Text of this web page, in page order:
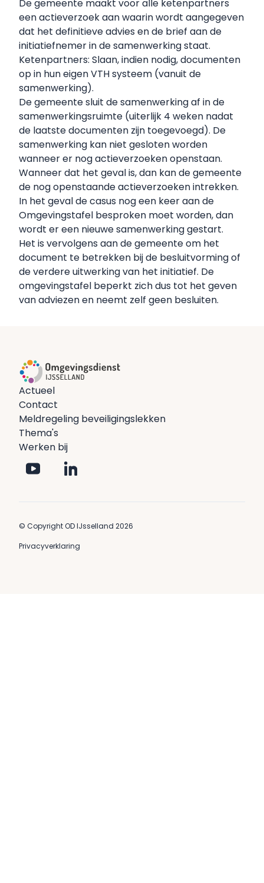
De gemeente maakt voor alle ketenpartners
een actieverzoek aan waarin wordt aangegeven
dat het definitieve advies en de brief aan de
initiatiefnemer in de samenwerking staat.
Ketenpartners: Slaan, indien nodig, documenten
op in hun eigen VTH systeem (vanuit de
samenwerking).
De gemeente sluit de samenwerking af in de
samenwerkingsruimte (uiterlijk 4 weken nadat
de laatste documenten zijn toegevoegd). De
samenwerking kan niet gesloten worden
wanneer er nog actieverzoeken openstaan.
Wanneer dat het geval is, dan kan de gemeente
de nog openstaande actieverzoeken intrekken.
In het geval de casus nog een keer aan de
Omgevingstafel besproken moet worden, dan
wordt er een nieuwe samenwerking gestart.
Het is vervolgens aan de gemeente om het
document te betrekken bij de besluitvorming of
de verdere uitwerking van het initiatief. De
omgevingstafel beperkt zich dus tot het geven
van adviezen en neemt zelf geen besluiten.
Actueel
Contact
Meldregeling beveiligingslekken
Thema's
Werken bij
© Copyright OD IJsselland 2026
Privacyverklaring